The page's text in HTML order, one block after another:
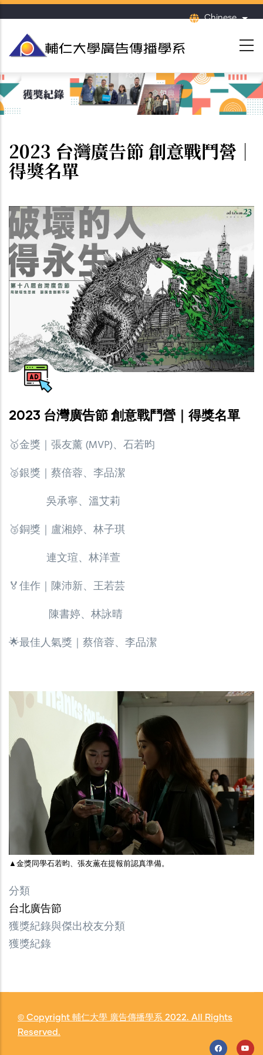
移
內
容
Chinese 列出
2023 台灣廣告節 創意戰鬥營｜
得獎名單
2023 台灣廣告節 創意戰鬥營｜得獎名單
🥇金獎｜張友薰 (MVP)、石若昀
🥈銀獎｜蔡倍蓉、李品潔
吳承寧、溫艾莉
🥉銅獎｜盧湘婷、林子琪
連文瑄、林洋萱
🏅佳作｜陳沛新、王若芸
陳書婷、林詠晴
🌟最佳人氣獎｜蔡倍蓉、李品潔
▲金獎同學石若昀、張友薫在提報前認真準備。
分類
台北廣告節
獲獎紀錄與傑出校友分類
獲獎紀錄
© Copyright 輔仁大學 廣告傳播學系 2022. All Rights
Reserved.